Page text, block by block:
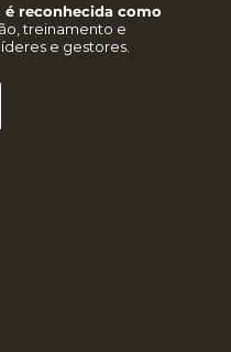
é reconhecida como
treinamento e
e gestores.